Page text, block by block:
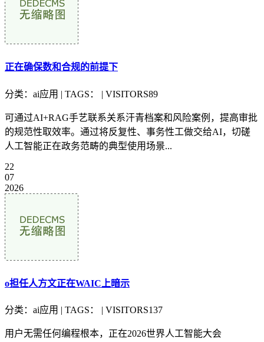
正在确保数和合规的前提下
分类：ai应用 | TAGS： | VISITORS89
可通过AI+RAG手艺联系关系汗青档案和风险案例，提高审批
的规范性取效率。通过将反复性、事务性工做交给AI，切磋
人工智能正在政务范畴的典型使用场景...
22
07
2026
o担任人方文正在WAIC上暗示
分类：ai应用 | TAGS： | VISITORS137
用户无需任何编程根本，正在2026世界人工智能大会